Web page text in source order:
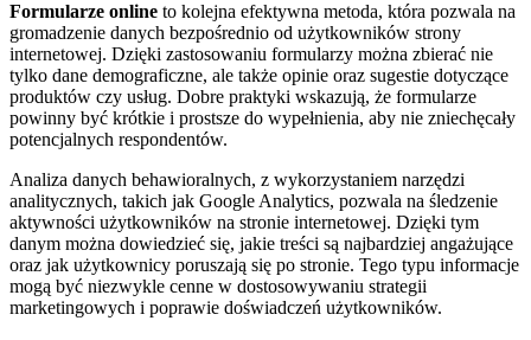
Formularze online to kolejna efektywna metoda, która pozwala na
gromadzenie danych bezpośrednio od użytkowników strony
internetowej. Dzięki zastosowaniu formularzy można zbierać nie
tylko dane demograficzne, ale także opinie oraz sugestie dotyczące
produktów czy usług. Dobre praktyki wskazują, że formularze
powinny być krótkie i prostsze do wypełnienia, aby nie zniechęcały
potencjalnych respondentów.
Analiza danych behawioralnych, z wykorzystaniem narzędzi
analitycznych, takich jak Google Analytics, pozwala na śledzenie
aktywności użytkowników na stronie internetowej. Dzięki tym
danym można dowiedzieć się, jakie treści są najbardziej angażujące
oraz jak użytkownicy poruszają się po stronie. Tego typu informacje
mogą być niezwykle cenne w dostosowywaniu strategii
marketingowych i poprawie doświadczeń użytkowników.